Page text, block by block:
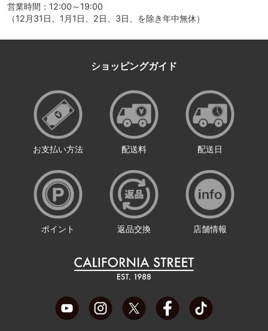
営業時間：12:00～19:00
（12月31日、1月1日、2日、3日、を除き年中無休）
ショッピングガイド
お支払い方法 配送料 配送日
ポイント 返品交換 店舗情報